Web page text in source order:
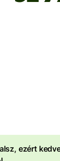
ezért